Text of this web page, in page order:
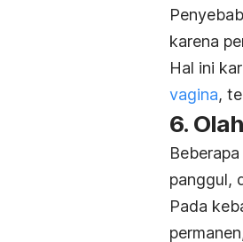
karena
Hal ini
vagina,
6.
panggul,
Pada